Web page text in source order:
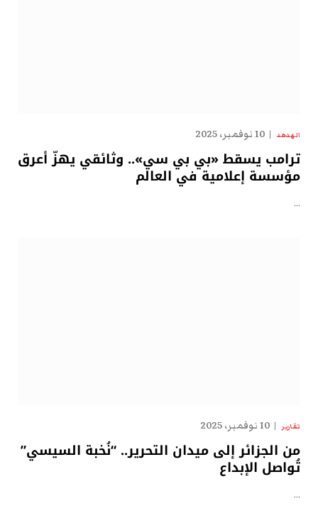
الهدهد 10 نوفمبر، 2025
ترامب يسقط «بي بي سي».. وثائقي يهزّ أعرق
مؤسسة إعلامية في العالم
…
تقارير 10 نوفمبر، 2025
من الجزائر إلى ميدان التحرير.. “نُخبة السيسي”
تُواصل الإبداع
…